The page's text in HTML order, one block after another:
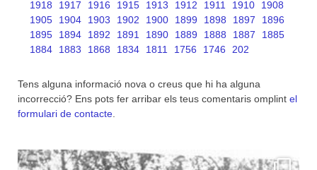
1918
1917 1916 1915 1913 1912 1911 1910
1908
1905
1904 1903 1902 1900 1899 1898 1897
1896
1895
1894 1892 1891 1890 1889 1888 1887
1885
1884
1883 1868 1834 1811 1756 1746 202
Tens alguna informació nova o creus que hi ha alguna
incorrecció? Ens pots fer arribar els teus comentaris omplint el
formulari de contacte